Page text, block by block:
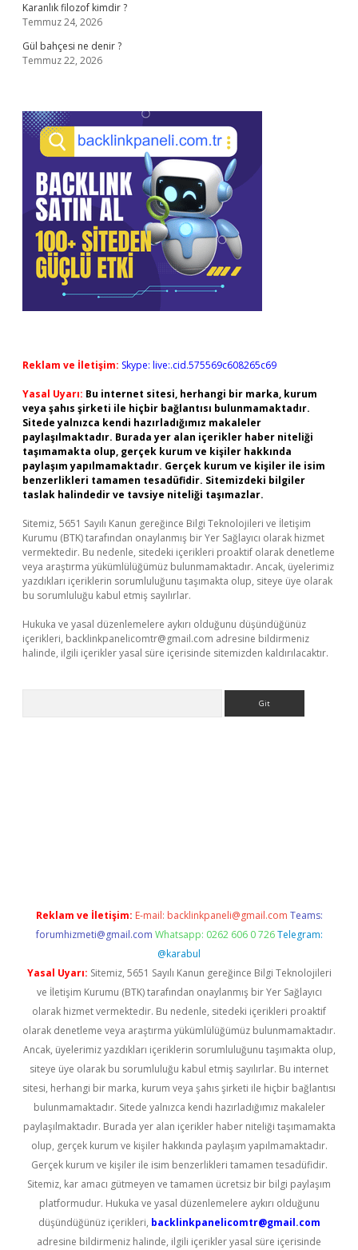
Karanlık filozof kimdir ?
Temmuz 24, 2026
Gül bahçesi ne denir ?
Temmuz 22, 2026
Reklam ve İletişim: Skype: live:.cid.575569c608265c69
Yasal Uyarı: Bu internet sitesi, herhangi bir marka, kurum
veya şahıs şirketi ile hiçbir bağlantısı bulunmamaktadır.
Sitede yalnızca kendi hazırladığımız makaleler
paylaşılmaktadır. Burada yer alan içerikler haber niteliği
taşımamakta olup, gerçek kurum ve kişiler hakkında
paylaşım yapılmamaktadır. Gerçek kurum ve kişiler ile isim
benzerlikleri tamamen tesadüfidir. Sitemizdeki bilgiler
taslak halindedir ve tavsiye niteliği taşımazlar.
Sitemiz, 5651 Sayılı Kanun gereğince Bilgi Teknolojileri ve İletişim
Kurumu (BTK) tarafından onaylanmış bir Yer Sağlayıcı olarak hizmet
vermektedir. Bu nedenle, sitedeki içerikleri proaktif olarak denetleme
veya araştırma yükümlülüğümüz bulunmamaktadır. Ancak, üyelerimiz
yazdıkları içeriklerin sorumluluğunu taşımakta olup, siteye üye olarak
bu sorumluluğu kabul etmiş sayılırlar.
Hukuka ve yasal düzenlemelere aykırı olduğunu düşündüğünüz
içerikleri, backlinkpanelicomtr@gmail.com adresine bildirmeniz
halinde, ilgili içerikler yasal süre içerisinde sitemizden kaldırılacaktır.
Reklam ve İletişim: E-mail: backlinkpaneli@gmail.com Teams:
forumhizmeti@gmail.com Whatsapp: 0262 606 0 726 Telegram:
@karabul
Yasal Uyarı: Sitemiz, 5651 Sayılı Kanun gereğince Bilgi Teknolojileri
ve İletişim Kurumu (BTK) tarafından onaylanmış bir Yer Sağlayıcı
olarak hizmet vermektedir. Bu nedenle, sitedeki içerikleri proaktif
olarak denetleme veya araştırma yükümlülüğümüz bulunmamaktadır.
Ancak, üyelerimiz yazdıkları içeriklerin sorumluluğunu taşımakta olup,
siteye üye olarak bu sorumluluğu kabul etmiş sayılırlar. Bu internet
sitesi, herhangi bir marka, kurum veya şahıs şirketi ile hiçbir bağlantısı
bulunmamaktadır. Sitede yalnızca kendi hazırladığımız makaleler
paylaşılmaktadır. Burada yer alan içerikler haber niteliği taşımamakta
olup, gerçek kurum ve kişiler hakkında paylaşım yapılmamaktadır.
Gerçek kurum ve kişiler ile isim benzerlikleri tamamen tesadüfidir.
Sitemiz, kar amacı gütmeyen ve tamamen ücretsiz bir bilgi paylaşım
platformudur. Hukuka ve yasal düzenlemelere aykırı olduğunu
düşündüğünüz içerikleri, backlinkpanelicomtr@gmail.com
adresine bildirmeniz halinde, ilgili içerikler yasal süre içerisinde